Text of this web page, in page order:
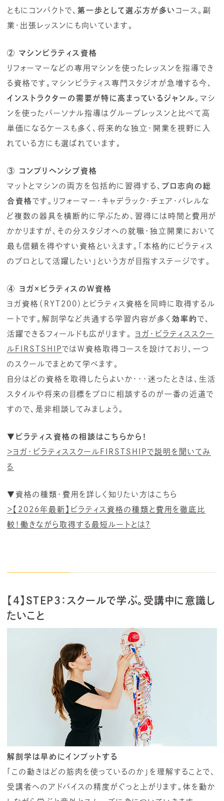
ともにコンパクトで、 第一歩として選ぶ方が多い コース。副
業・出張レッスンにも向いています。
② マシンピラティス資格
リフォーマーなどの専用マシンを使ったレッスンを指導でき
る資格です。マシンピラティス専門スタジオが急増する今、
インストラクターの需要が特に高まっているジャンル 。マシ
ンを使ったパーソナル指導はグループレッスンと比べて高
単価になるケースも多く、将来的な独立・開業を視野に入
れている方にも選ばれています。
③ コンプリヘンシブ資格
マットとマシンの両方を包括的に習得する、 プロ志向の総
合資格です。リフォーマー・キャデラック・チェア・バレルな
ど複数の器具を横断的に学ぶため、習得には時間と費用が
かかりますが、その分スタジオへの就職・独立開業において
最も信頼を得やすい資格といえます。「本格的にピラティス
のプロとして活躍したい」という方が目指すステージです。
④ ヨガ×ピラティスのW資格
ヨガ資格（RYT200）とピラティス資格を同時に取得するル
ートです。解剖学など共通する学習内容が多く 効率的 で、
活躍できるフィールドも広がります。 ヨガ・ピラティススクー
ルFIRSTSHIPではW資格取得コースを設けており、一つ
のスクールでまとめて学べます。
自分はどの資格を取得したらよいか・・・迷ったときは、生活
スタイルや将来の目標をプロに相談するのが一番の近道で
すので、是非相談してみましょう。
▼ピラティス資格の相談はこちらから！
＞ヨガ・ピラティススクールFIRSTSHIPで説明を聞いてみ
る
▼資格の種類・費用を詳しく知りたい方はこちら
＞【2026年最新】ピラティス資格の種類と費用を徹底比
較！働きながら取得する最短ルートとは？
【4】STEP3：スクールで学ぶ。受講中に意識し
たいこと
解剖学は早めにインプットする
「この動きはどの筋肉を使っているのか」を理解することで、
受講者へのアドバイスの精度がぐっと上がります。体を動か